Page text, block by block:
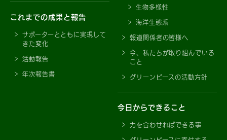
これまでの成果と報告
サポーターとともに実現して
きた変化
活動報告
年次報告書
生物多様性
海洋生態系
報道関係者の皆様へ
今、私たちが取り組んでいる
こと
グリーンピースの活動方針
今日からできること
力を合わせればできる事